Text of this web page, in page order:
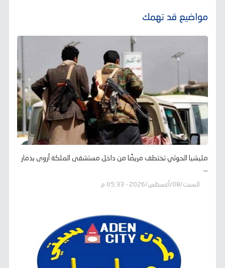
مواضيع قد تهمك
مليشيا الحوثي تختطف مريضًا من داخل مستشفى الملكة أروى بذمار
...
السبت/08/أغسطس/2026 - 05:33 م